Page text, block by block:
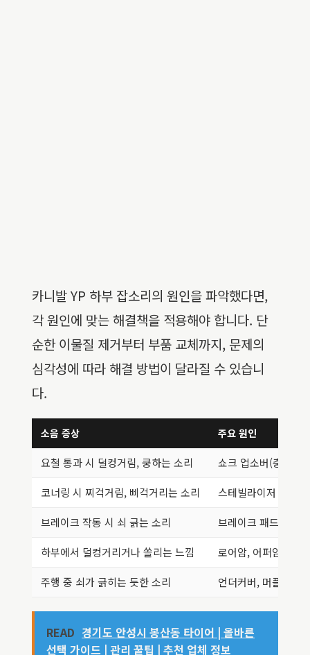
카니발 YP 하부 잡소리의 원인을 파악했다면,
각 원인에 맞는 해결책을 적용해야 합니다. 단
순한 이물질 제거부터 부품 교체까지, 문제의
심각성에 따라 해결 방법이 달라질 수 있습니
다.
소음 증상 주요 원인
요철 통과 시 덜컹거림, 쿵하는 소리 쇼크 업소버(충격 흡
코너링 시 찌걱거림, 삐걱거리는 소리 스테빌라이저 링크
브레이크 작동 시 쇠 긁는 소리 브레이크 패드 마모
하부에서 덜컹거리거나 쏠리는 느낌 로어암, 어퍼암 등의
주행 중 쇠가 긁히는 듯한 소리 언더커버, 머플러,
READ 경기도 안성시 봉산동 타이어 | 올바른
선택 가이드 | 관리 꿀팁 | 추천 업체 정보